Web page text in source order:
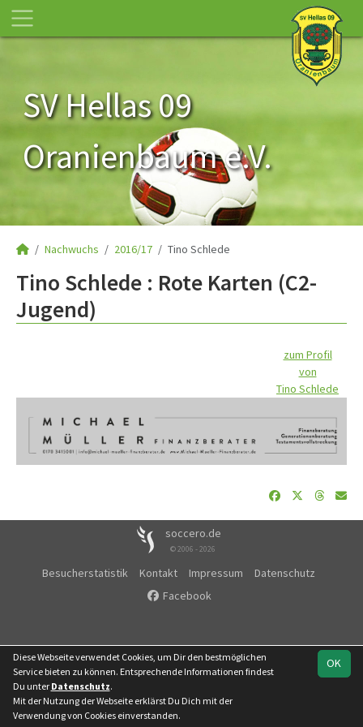
SV Hellas 09
Oranienbaum e.V.
Nachwuchs 2016/17 Tino Schlede
Tino Schlede : Rote Karten (C2-
Jugend)
zum Profil
von
Tino Schlede
soccero.de
© 2006 - 2026
Besucherstatistik Kontakt Impressum
Datenschutz
Facebook
OK
Diese Webseite verwendet Cookies, um Dir den bestmöglichen
Service bieten zu können. Entsprechende Informationen findest
Du unter Datenschutz.
Mit der Nutzung der Webseite erklärst Du Dich mit der
Verwendung von Cookies einverstanden.